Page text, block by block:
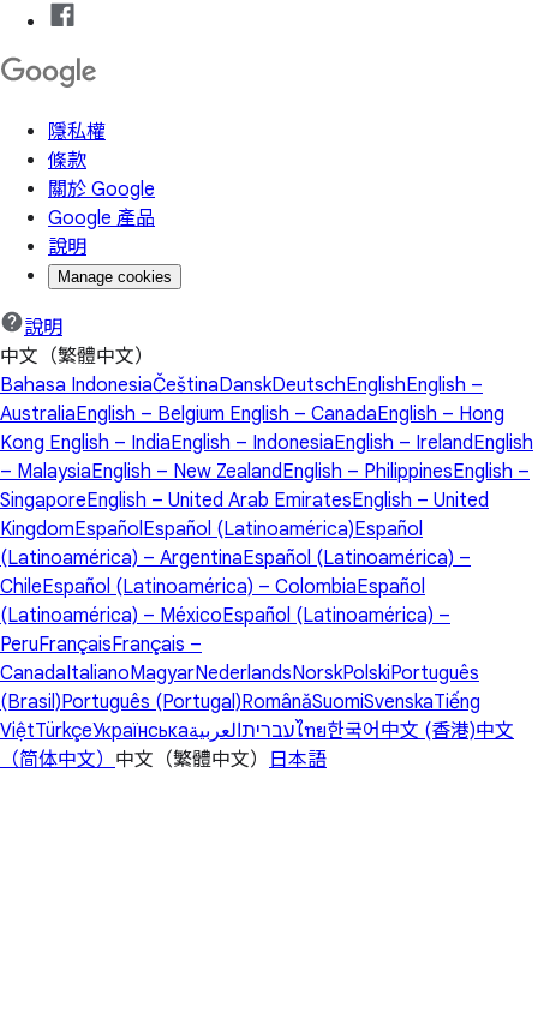
隱私權
條款
關於 Google
Google 產品
說明
Manage cookies
說明
中文（繁體中文）
Bahasa IndonesiaČeštinaDanskDeutschEnglishEnglish –
AustraliaEnglish – Belgium English – CanadaEnglish – Hong
Kong English – IndiaEnglish – IndonesiaEnglish – IrelandEnglish
– MalaysiaEnglish – New ZealandEnglish – PhilippinesEnglish –
SingaporeEnglish – United Arab EmiratesEnglish – United
KingdomEspañol Español (Latinoamérica)Español
(Latinoamérica) – ArgentinaEspañol (Latinoamérica) –
ChileEspañol (Latinoamérica) – ColombiaEspañol
(Latinoamérica) – MéxicoEspañol (Latinoamérica) –
PeruFrançaisFrançais –
CanadaItalianoMagyarNederlandsNorskPolskiPortuguês
(Brasil)Português (Portugal)RomânăSuomiSvenskaTiếng
ViệtTürkçeУкраїнська עבריתالعربية ไทย한국어 中文 (香港)中文
（简体中文） 中文（繁體中文） 日本語